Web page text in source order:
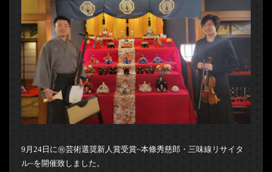
9月24日に㊗芸術選奨新人賞受賞~本條秀慈郎・三味線リサイタ
ル~を開催致しました。